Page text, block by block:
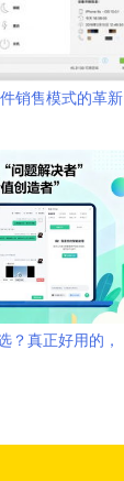
销售模式的革新
？真正好用的，